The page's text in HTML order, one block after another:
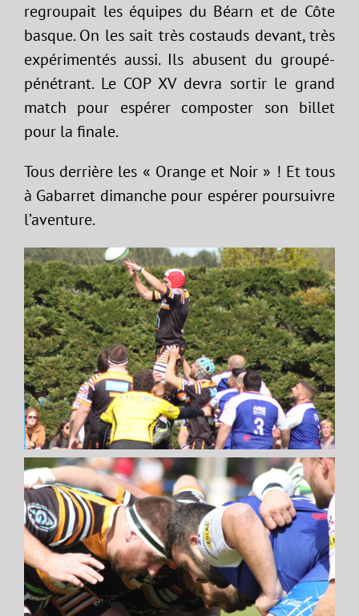
regroupait les équipes du Béarn et de Côte
basque. On les sait très costauds devant, très
expérimentés aussi. Ils abusent du groupé-
pénétrant. Le COP XV devra sortir le grand
match pour espérer composter son billet
pour la finale.
Tous derrière les « Orange et Noir » ! Et tous
à Gabarret dimanche pour espérer poursuivre
l’aventure.